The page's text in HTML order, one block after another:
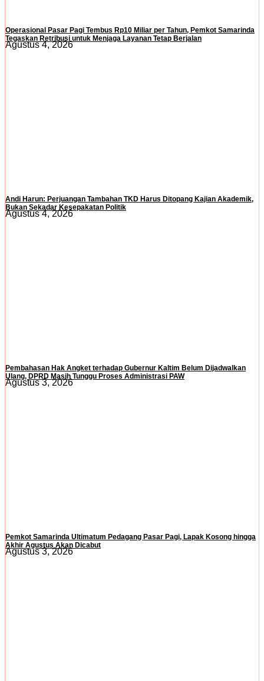
Operasional Pasar Pagi Tembus Rp10 Miliar per Tahun, Pemkot Samarinda
Tegaskan Retribusi untuk Menjaga Layanan Tetap Berjalan
Agustus 4, 2026
Andi Harun: Perjuangan Tambahan TKD Harus Ditopang Kajian Akademik,
Bukan Sekadar Kesepakatan Politik
Agustus 4, 2026
Pembahasan Hak Angket terhadap Gubernur Kaltim Belum Dijadwalkan
Ulang, DPRD Masih Tunggu Proses Administrasi PAW
Agustus 3, 2026
Pemkot Samarinda Ultimatum Pedagang Pasar Pagi, Lapak Kosong hingga
Akhir Agustus Akan Dicabut
Agustus 3, 2026